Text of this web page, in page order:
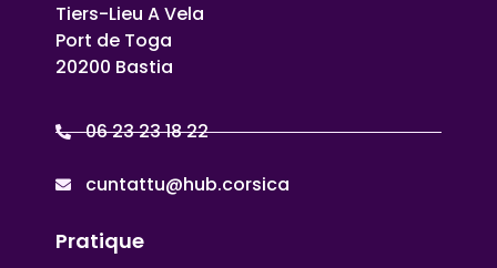
Tiers-Lieu A Vela
Port de Toga
20200 Bastia
06 23 23 18 22
cuntattu@hub.corsica
Pratique